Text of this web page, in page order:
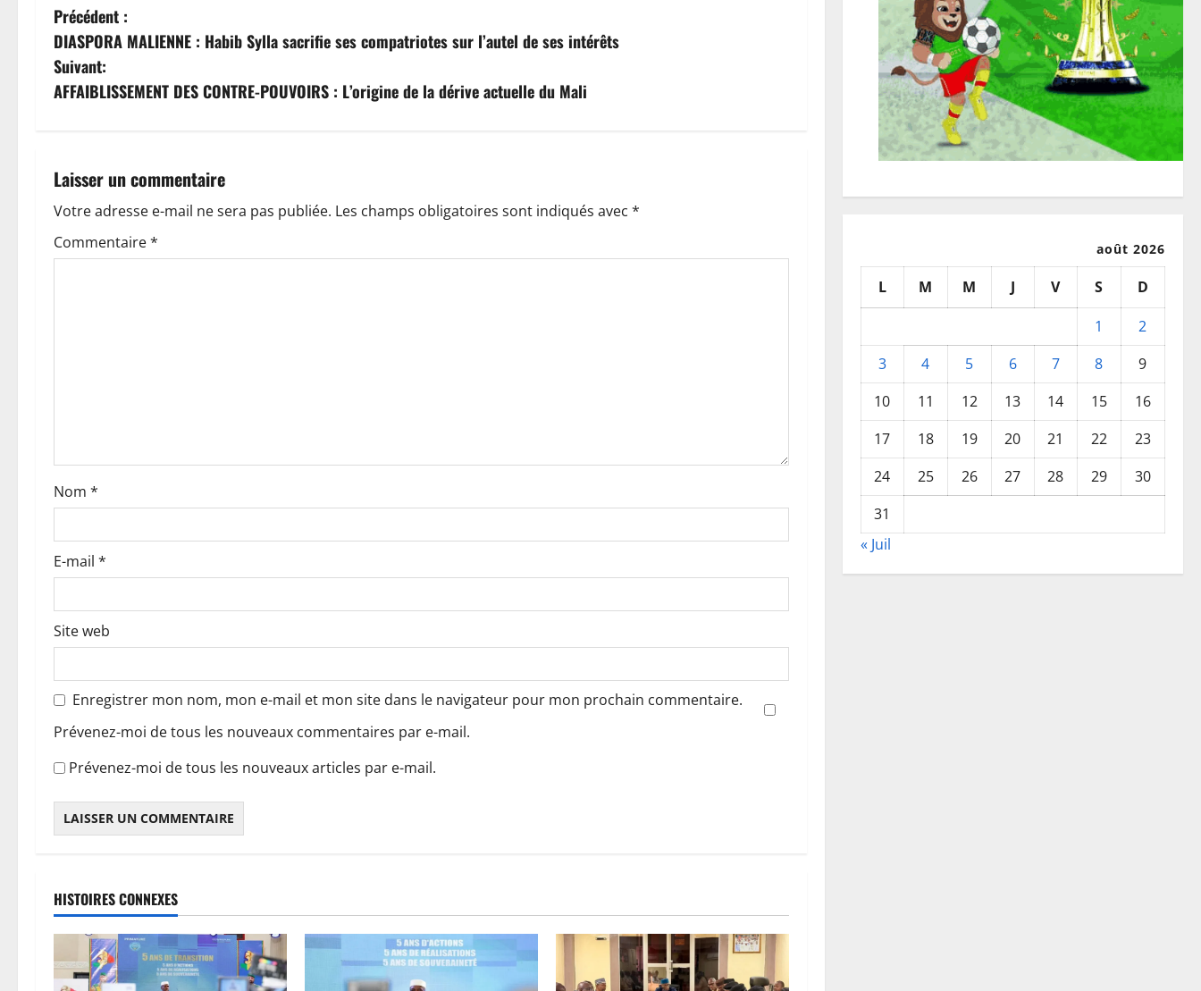
N
a
v
g
a
t
a
r
t
i
c
l
e
Précédent :
DIASPORA MALIENNE : Habib Sylla sacrifie ses compatriotes sur l’autel de ses intérêts
Suivant:
AFFAIBLISSEMENT DES CONTRE-POUVOIRS : L’origine de la dérive actuelle du Mali
Laisser un commentaire
Votre adresse e-mail ne sera pas publiée. Les champs obligatoires sont indiqués avec *
Commentaire*
Nom *
E-mail *
Site web
Enregistrer mon nom, mon e-mail et mon site dans le navigateur pour mon prochain commentaire.
Prévenez-moi de tous les nouveaux commentaires par e-mail.
Prévenez-moi de tous les nouveaux articles par e-mail.
HISTOIRES CONNEXES
août 2026
L M M J V S
D
1
2
3
4 5 6 7 8
9
10
11 12 13 14 15
16
17
18 19 20 21 22
23
24
25 26 27 28 29
30
31
« Juil